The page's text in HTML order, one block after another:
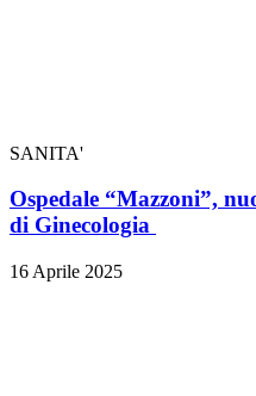
SANITA'
Ospedale “Mazzoni”,
di Ginecologia
16 Aprile 2025